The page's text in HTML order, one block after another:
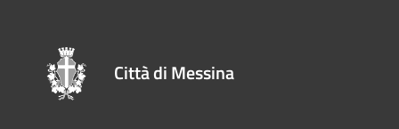
Città di Messina